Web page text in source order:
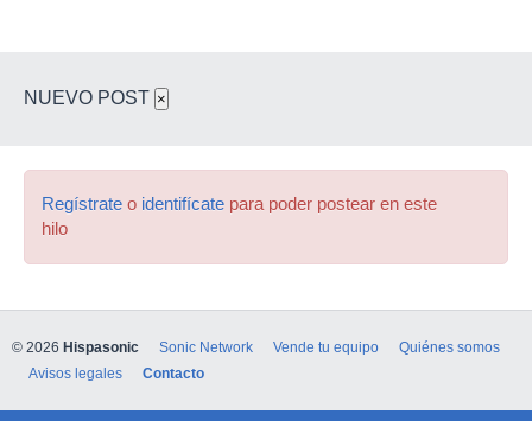
NUEVO POST ×
Regístrate o identifícate para poder postear en este
hilo
© 2026 Hispasonic Sonic Network Vende tu equipo
Quiénes somos
Avisos legales
Contacto